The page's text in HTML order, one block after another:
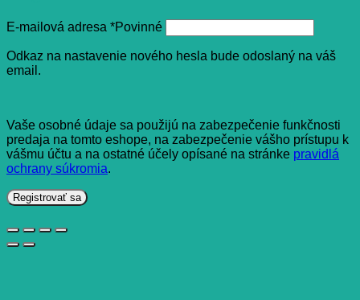
E-mailová adresa *Povinné
Odkaz na nastavenie nového hesla bude odoslaný na váš
email.
Vaše osobné údaje sa použijú na zabezpečenie funkčnosti
predaja na tomto eshope, na zabezpečenie vášho prístupu k
vášmu účtu a na ostatné účely opísané na stránke pravidlá
ochrany súkromia.
Registrovať sa